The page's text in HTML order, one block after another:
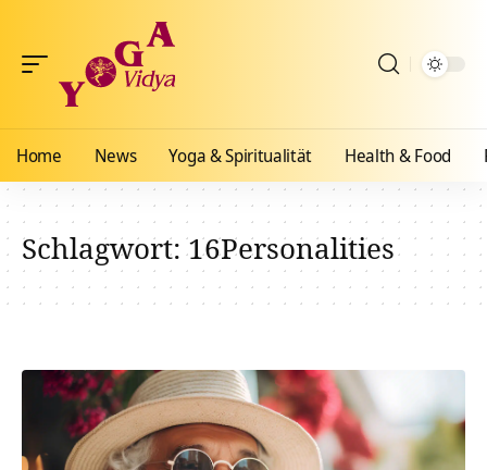
Home News Yoga & Spiritualität Health & Food
Schlagwort:16Personalities